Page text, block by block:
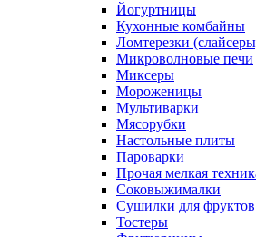
Йогуртницы
Кухонные комбайны
Ломтерезки
Микроволновые печи
Миксеры
Мороженицы
Мультиварки
Мясорубки
Настольные плиты
Пароварки
Прочая мелкая
Соковыжималки
Сушилки для
Тостеры